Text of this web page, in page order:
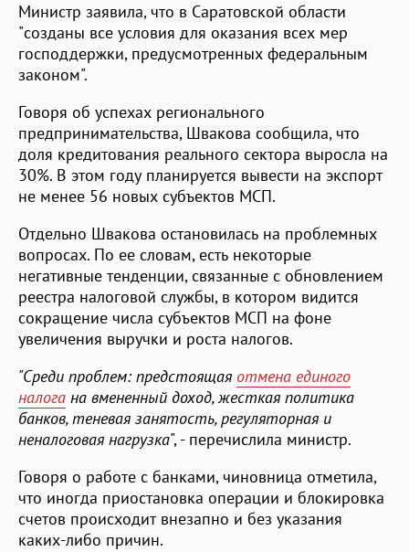
Министр заявила, что в Саратовской области
"созданы все условия для оказания всех мер
господдержки, предусмотренных федеральным
законом".
Говоря об успехах регионального
предпринимательства, Швакова сообщила, что
доля кредитования реального сектора выросла на
30%. В этом году планируется вывести на экспорт
не менее 56 новых субъектов МСП.
Отдельно Швакова остановилась на проблемных
вопросах. По ее словам, есть некоторые
негативные тенденции, связанные с обновлением
реестра налоговой службы, в котором видится
сокращение числа субъектов МСП на фоне
увеличения выручки и роста налогов.
"Среди проблем: предстоящая отмена единого
налога на вмененный доход, жесткая политика
банков, теневая занятость, регуляторная и
неналоговая нагрузка", - перечислила министр.
Говоря о работе с банками, чиновница отметила,
что иногда приостановка операции и блокировка
счетов происходит внезапно и без указания
каких-либо причин.